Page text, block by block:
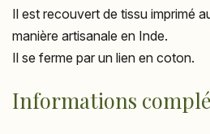
Il est recouvert de tissu imprimé
manière artisanale en Inde.
Il se ferme par un lien en coton.
Informations